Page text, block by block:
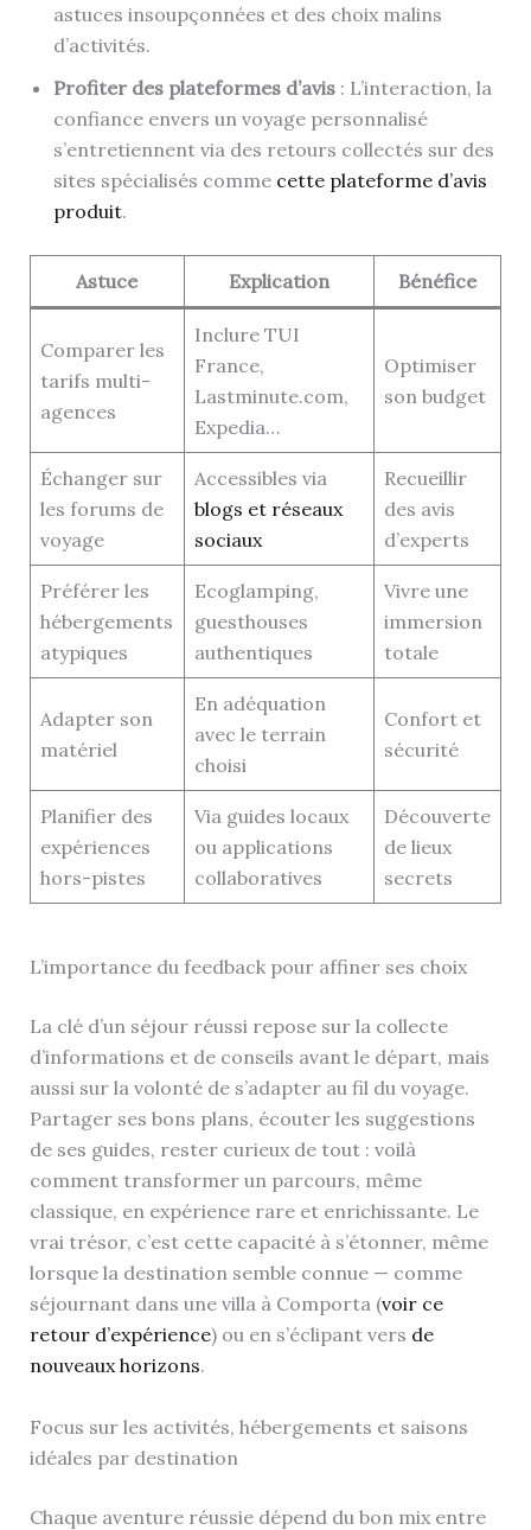
astuces insoupçonnées et des choix malins
d’activités.
Profiter des plateformes d’avis: L’interaction, la
confiance envers un voyage personnalisé
s’entretiennent via des retours collectés sur des
sites spécialisés comme cette plateforme d’avis
produit.
Astuce Explication Bénéfice
Comparer les
tarifs multi-
agences
Inclure TUI
France,
Lastminute.com,
Expedia…
Optimiser
son budget
Échanger sur
les forums de
voyage
Accessibles via
blogs et réseaux
sociaux
Recueillir
des avis
d’experts
Préférer les
hébergements
atypiques
Ecoglamping,
guesthouses
authentiques
Vivre une
immersion
totale
Adapter son
matériel
En adéquation
avec le terrain
choisi
Confort et
sécurité
Planifier des
expériences
hors-pistes
Via guides locaux
ou applications
collaboratives
Découverte
de lieux
secrets
L’importance du feedback pour affiner ses choix
La clé d’un séjour réussi repose sur la collecte
d’informations et de conseils avant le départ, mais
aussi sur la volonté de s’adapter au fil du voyage.
Partager ses bons plans, écouter les suggestions
de ses guides, rester curieux de tout : voilà
comment transformer un parcours, même
classique, en expérience rare et enrichissante. Le
vrai trésor, c’est cette capacité à s’étonner, même
lorsque la destination semble connue — comme
séjournant dans une villa à Comporta (voir ce
retour d’expérience) ou en s’éclipant vers de
nouveaux horizons.
Focus sur les activités, hébergements et saisons
idéales par destination
Chaque aventure réussie dépend du bon mix entre